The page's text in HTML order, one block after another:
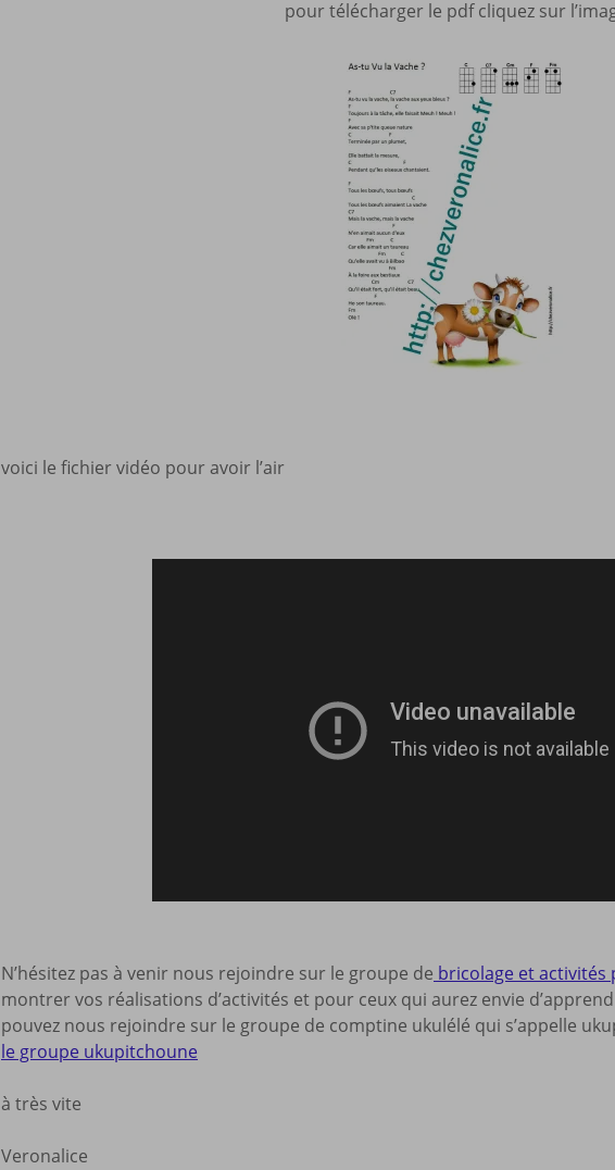
pour télécharger le pdf cliquez sur
voici le fichier vidéo pour avoir l’air
N’hésitez pas à venir nous rejoindre sur le groupe de bricolage et
montrer vos réalisations d’activités et pour ceux qui aurez envie
pouvez nous rejoindre sur le groupe de comptine ukulélé qui s’appelle
le groupe ukupitchoune
à très vite
Veronalice